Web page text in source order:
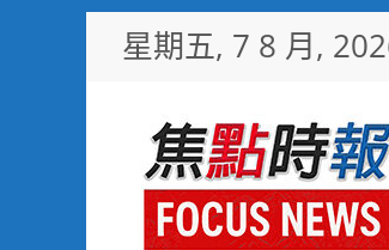
星期五, 7 8 月,